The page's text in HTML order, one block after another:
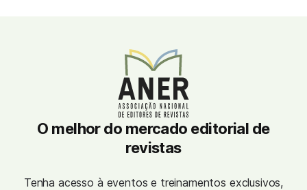
O melhor do mercado editorial de
revistas
Tenha acesso à eventos e treinamentos exclusivos,